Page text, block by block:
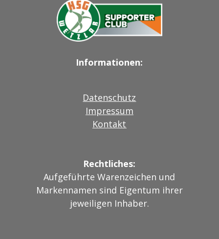
Informationen:
Datenschutz
Impressum
Kontakt
Rechtliches:
Aufgeführte Warenzeichen und
Markennamen sind Eigentum ihrer
jeweiligen Inhaber.